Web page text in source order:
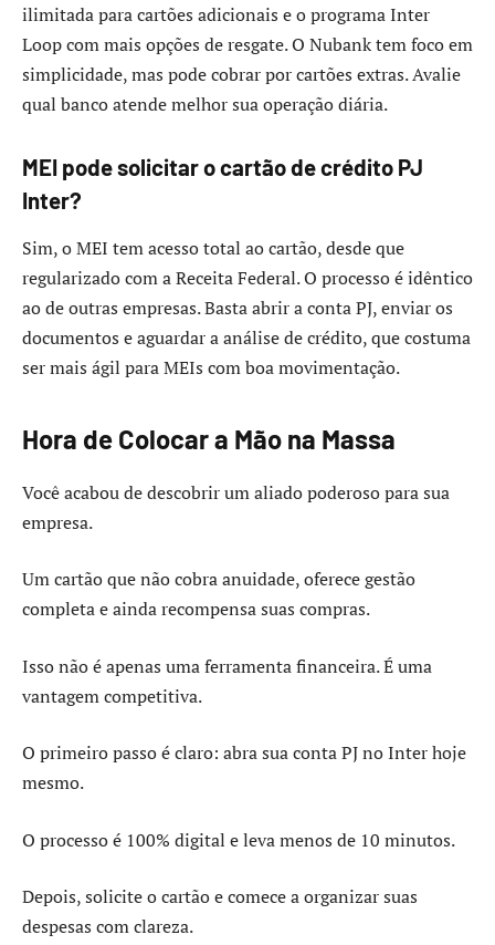
ilimitada para cartões adicionais e o programa Inter
Loop com mais opções de resgate. O Nubank tem foco em
simplicidade, mas pode cobrar por cartões extras. Avalie
qual banco atende melhor sua operação diária.
MEI pode solicitar o cartão de crédito PJ
Inter?
Sim, o MEI tem acesso total ao cartão, desde que
regularizado com a Receita Federal. O processo é idêntico
ao de outras empresas. Basta abrir a conta PJ, enviar os
documentos e aguardar a análise de crédito, que costuma
ser mais ágil para MEIs com boa movimentação.
Hora de Colocar a Mão na Massa
Você acabou de descobrir um aliado poderoso para sua
empresa.
Um cartão que não cobra anuidade, oferece gestão
completa e ainda recompensa suas compras.
Isso não é apenas uma ferramenta financeira. É uma
vantagem competitiva.
O primeiro passo é claro: abra sua conta PJ no Inter hoje
mesmo.
O processo é 100% digital e leva menos de 10 minutos.
Depois, solicite o cartão e comece a organizar suas
despesas com clareza.